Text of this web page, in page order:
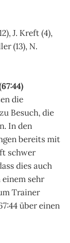
J. Kreft (4),
(13), N.
die
Besuch, die
In den
bereits mit
schwer
dies auch
sehr
Trainer
über einen